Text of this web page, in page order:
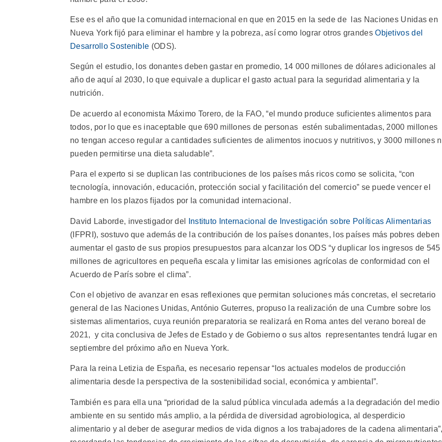
Ese es el año que la comunidad internacional en que en 2015 en la sede de las Naciones Unidas en
Nueva York fijó para eliminar el hambre y la pobreza, así como lograr otros grandesObjetivos del
Desarrollo Sostenible (ODS).
Según el estudio, los donantes deben gastar en promedio, 14 000 millones de dólares adicionales al
año de aquí al 2030, lo que equivale a duplicar el gasto actual para la seguridad alimentaria y la
nutrición.
De acuerdo al economista Máximo Torero, de la FAO, “el mundo produce suficientes alimentos para
todos, por lo que es inaceptable que 690 millones de personas estén subalimentadas, 2000 millones
no tengan acceso regular a cantidades suficientes de alimentos inocuos y nutritivos, y 3000 millones
pueden permitirse una dieta saludable”.
Para el experto si se duplican las contribuciones de los países más ricos como se solicita, “con
tecnología, innovación, educación, protección social y facilitación del comercio” se puede vencer el
hambre en los plazos fijados por la comunidad internacional.
David Laborde, investigador del
Instituto Internacional de Investigación sobre Políticas Alimentarias
(IFPRI), sostuvo que además de la contribución de los países donantes, los países más pobres deben
aumentar el gasto de sus propios presupuestos para alcanzar los ODS “y duplicar los ingresos de 545
millones de agricultores en pequeña escala y limitar las emisiones agrícolas de conformidad con el
Acuerdo de París sobre el clima”.
Con el objetivo de avanzar en esas reflexiones que permitan soluciones más concretas, el secretario
general de las Naciones Unidas, António Guterres, propuso la realización de una Cumbre sobre los
sistemas alimentarios, cuya reunión preparatoria se realizará en Roma antes del verano boreal de
2021, y cita conclusiva de Jefes de Estado y de Gobierno o sus altos representantes tendrá lugar en
septiembre del próximo año en Nueva York.
Para la reina Letizia de España, es necesario repensar “los actuales modelos de producción
alimentaria desde la perspectiva de la sostenibilidad social, económica y ambiental”.
También es para ella una “prioridad de la salud pública vinculada además a la degradación del medio
ambiente en su sentido más amplio, a la pérdida de diversidad agrobiologica, al desperdicio
alimentario y al deber de asegurar medios de vida dignos a los trabajadores de la cadena